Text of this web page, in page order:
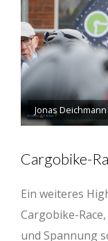
Jonas
Cargobike-
Ein weiteres
Cargobike-
und Spannung